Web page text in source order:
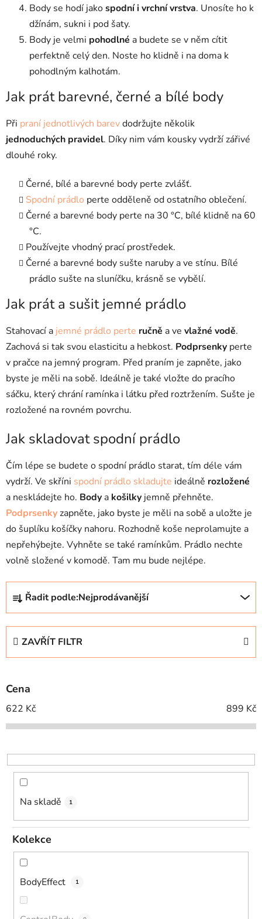
Body se hodí jakospodní i vrchní vrstva. Unosíte ho k
džínám, sukni i pod šaty.
Body je velmi pohodlné a budete se v něm cítit
perfektně celý den. Noste ho klidně i na doma k
pohodlným kalhotám.
Jak prát barevné, černé a bílé body
Při praní jednotlivých barevdodržujte několik
jednoduchých pravidel. Díky nim vám kousky vydrží zářivé
dlouhé roky.
Černé, bílé a barevné body perte zvlášť.
Spodní prádlo perte odděleně od ostatního oblečení.
Černé a barevné body perte na 30 °C, bílé klidně na 60
°C.
Používejte vhodný prací prostředek.
Černé a barevné body sušte naruby a ve stínu. Bílé
prádlo sušte na sluníčku, krásně se vybělí.
Jak prát a sušit jemné prádlo
Stahovací a jemné prádlo perte ručně a ve vlažné vodě.
Zachová si tak svou elasticitu a hebkost. Podprsenky perte
v pračce na jemný program. Před praním je zapněte, jako
byste je měli na sobě. Ideálně je také vložte do pracího
sáčku, který chrání ramínka i látku před roztržením. Sušte je
rozložené na rovném povrchu.
Jak skladovat spodní prádlo
Čím lépe se budete o spodní prádlo starat, tím déle vám
vydrží. Ve skříni spodní prádlo skladujte ideálně rozložené
a neskládejte ho. Body a košilky jemně přehněte.
Podprsenkyzapněte, jako byste je měli na sobě a uložte je
do šuplíku košíčky nahoru. Rozhodně koše neprolamujte a
nepřehýbejte. Vyhněte se také ramínkům. Prádlo nechte
volně složené v komodě. Tam mu bude nejlépe.
Ř
z
p
r
o
d
k
t
Řadit podle:Nejprodávanější
ZAVŘÍT FILTR
Cena
622 Kč 899 Kč
Na skladě 1
Kolekce
BodyEffect 1